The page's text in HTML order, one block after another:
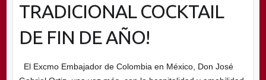
TRADICIONAL COCKTAIL
DE FIN DE AÑO!
El Excmo Embajador de Colombia en México, Don José